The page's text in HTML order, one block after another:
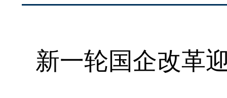
新一轮国企改革